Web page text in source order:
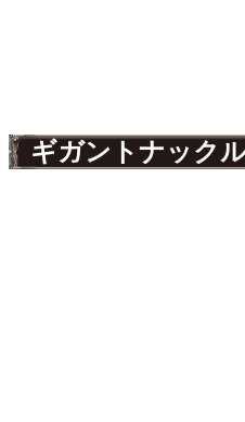
ギガントナック